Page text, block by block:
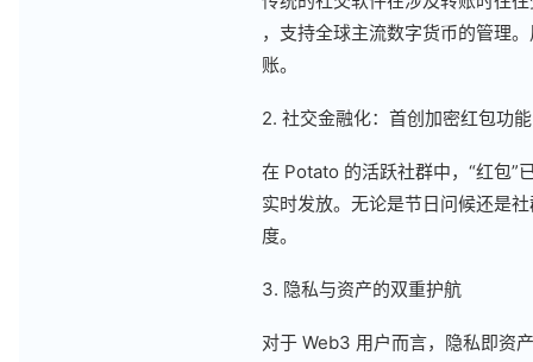
，支持全球主流数字货币的管理
账。
2. 社交金融化：首创加密红包功能
在 Potato 的活跃社群中，“红包”
实时发放。无论是节日问候还是
度。
3. 隐私与资产的双重护航
对于 Web3 用户而言，隐私即资